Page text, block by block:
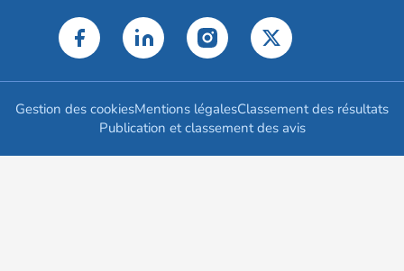
Gestion des cookiesMentions légalesClassement des résultats
Publication et classement des avis